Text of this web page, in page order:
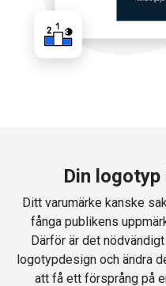
Din
Ditt varumärke kanske
fånga publikens
Därför är det
logotypdesign och ändra
att få ett försprång på